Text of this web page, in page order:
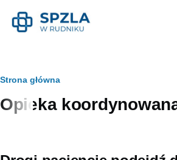
Ścieżka
nawigacyjna
Strona główna
Opieka